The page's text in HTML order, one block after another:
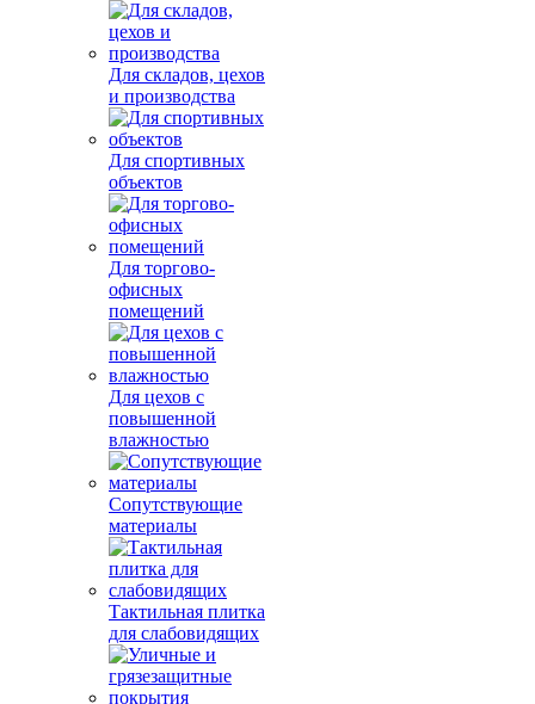
Для складов, цехов
и производства
Для спортивных
объектов
Для торгово-
офисных
помещений
Для цехов с
повышенной
влажностью
Сопутствующие
материалы
Тактильная плитка
для слабовидящих